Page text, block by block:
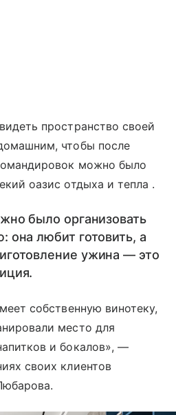
пространство своей
чтобы после
можно было
оазис отдыха и тепла .
было организовать
она любит готовить, а
ужина — это
собственную винотеку,
место для
и бокалов», —
своих клиентов